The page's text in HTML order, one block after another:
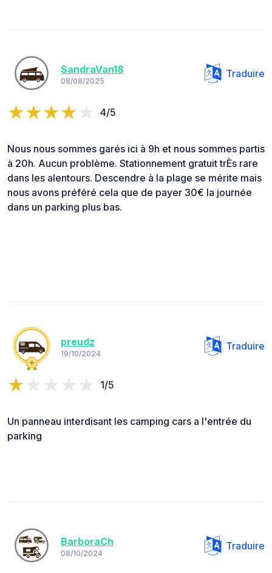
SandraVan18
08/08/2025
Traduire
4/5
Nous nous sommes garés ici à 9h et nous sommes partis
à 20h. Aucun problème. Stationnement gratuit trÈs rare
dans les alentours. Descendre à la plage se mérite mais
nous avons préféré cela que de payer 30€ la journée
dans un parking plus bas.
preudz
19/10/2024
Traduire
1/5
Un panneau interdisant les camping cars a l'entrée du
parking
BarboraCh
08/10/2024
Traduire